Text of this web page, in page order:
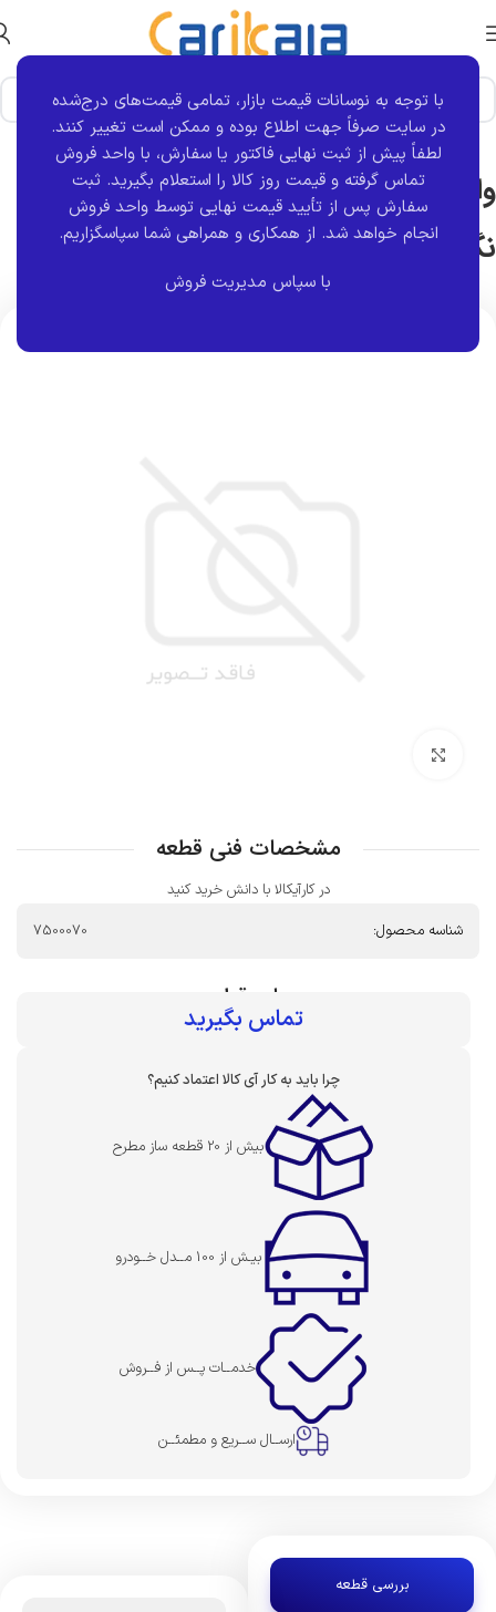
با توجه به نوسانات قیمت بازار، تمامی قیمت‌های درج‌شده
در سایت صرفاً جهت اطلاع بوده و ممکن است تغییر کنند.
لطفاً پیش از ثبت نهایی فاکتور یا سفارش، با واحد فروش
تماس گرفته و قیمت روز کالا را استعلام بگیرید. ثبت
سفارش پس از تأیید قیمت نهایی توسط واحد فروش
انجام خواهد شد. از همکاری و همراهی شما سپاسگزاریم.
با سپاس مدیریت فروش
خانه برند قطعه ایده نگر
واشر درب سوپاپ بهینه 405 طرح | ایده
نگر
مشخصات فنی قطعه
در کارآیکالا با دانش خرید کنید
شناسه محصول:
7500070
بهای قطعه :
تماس بگیرید
چرا باید به کار آی کالا اعتماد کنیم؟
بیش از 20 قطعه ساز مطرح
بیـش از 100 مــدل خــودرو
خدمــات پــس از فــروش
ارســال ســریع و مطمئــن
بررسی قطعه